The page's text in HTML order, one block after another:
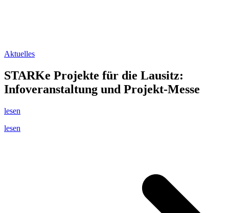
Aktuelles
STARKe Projekte für die Lausitz:
Infoveranstaltung und Projekt-Messe
lesen
lesen